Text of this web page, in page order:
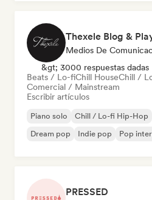
Thexele Blog &
Medios De
&gt; 3000 respuestas dadas
Beats / Lo-fiChill HouseChill /
Comercial / Mainstream
Escribir artículos
Piano solo Chill / Lo-fi Hip-Hop
Dream pop
Indie pop Pop
PRESSED